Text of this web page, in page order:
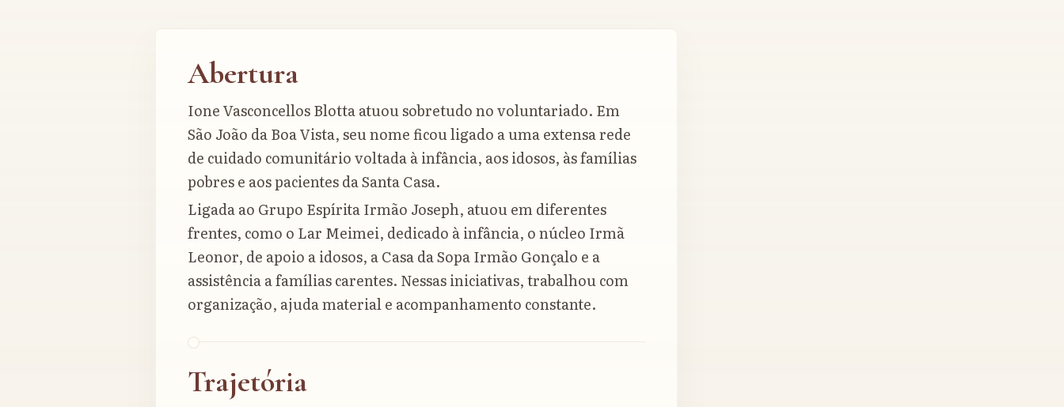
Abertura
Ione Vasconcellos Blotta atuou sobretudo no voluntariado. Em
São João da Boa Vista, seu nome ficou ligado a uma extensa rede
de cuidado comunitário voltada à infância, aos idosos, às famílias
pobres e aos pacientes da Santa Casa.
Ligada ao Grupo Espírita Irmão Joseph, atuou em diferentes
frentes, como o Lar Meimei, dedicado à infância, o núcleo Irmã
Leonor, de apoio a idosos, a Casa da Sopa Irmão Gonçalo e a
assistência a famílias carentes. Nessas iniciativas, trabalhou com
organização, ajuda material e acompanhamento constante.
Trajetória